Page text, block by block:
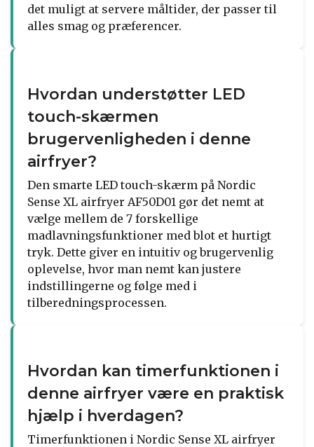
det muligt at servere måltider, der passer til
alles smag og præferencer.
Hvordan understøtter LED
touch-skærmen
brugervenligheden i denne
airfryer?
Den smarte LED touch-skærm på Nordic
Sense XL airfryer AF50D01 gør det nemt at
vælge mellem de 7 forskellige
madlavningsfunktioner med blot et hurtigt
tryk. Dette giver en intuitiv og brugervenlig
oplevelse, hvor man nemt kan justere
indstillingerne og følge med i
tilberedningsprocessen.
Hvordan kan timerfunktionen i
denne airfryer være en praktisk
hjælp i hverdagen?
Timerfunktionen i Nordic Sense XL airfryer